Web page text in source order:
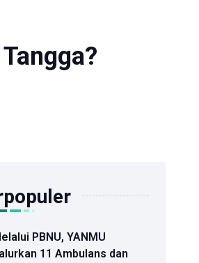
PBNU, YANMU
11 Ambulans dan